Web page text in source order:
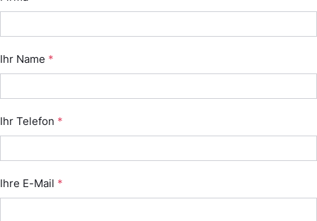
Ihr Name *
Ihr Telefon *
Ihre E-Mail *